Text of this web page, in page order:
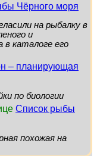
Чёрного моря
на рыбалку в
и
в каталоге его
– планирующая
по биологии
Список рыбы
похожая на